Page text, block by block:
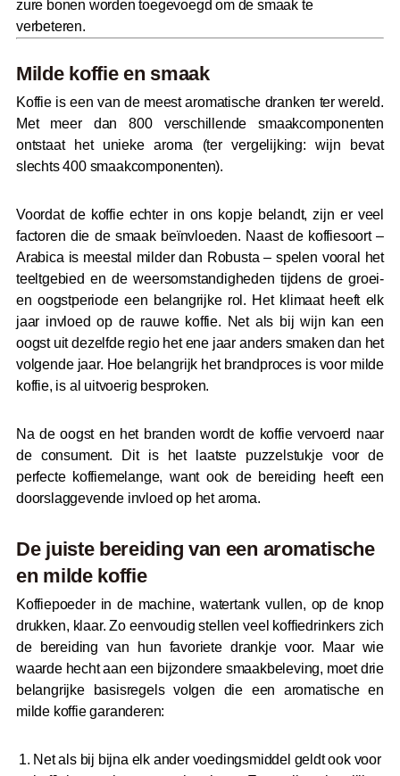
zure bonen worden toegevoegd om de smaak te
verbeteren.
Milde koffie en smaak
Koffie is een van de meest aromatische dranken ter wereld.
Met meer dan 800 verschillende smaakcomponenten
ontstaat het unieke aroma (ter vergelijking: wijn bevat
slechts 400 smaakcomponenten).
Voordat de koffie echter in ons kopje belandt, zijn er veel
factoren die de smaak beïnvloeden. Naast de koffiesoort –
Arabica is meestal milder dan Robusta – spelen vooral het
teeltgebied en de weersomstandigheden tijdens de groei-
en oogstperiode een belangrijke rol. Het klimaat heeft elk
jaar invloed op de rauwe koffie. Net als bij wijn kan een
oogst uit dezelfde regio het ene jaar anders smaken dan het
volgende jaar. Hoe belangrijk het brandproces is voor milde
koffie, is al uitvoerig besproken.
Na de oogst en het branden wordt de koffie vervoerd naar
de consument. Dit is het laatste puzzelstukje voor de
perfecte koffiemelange, want ook de bereiding heeft een
doorslaggevende invloed op het aroma.
De juiste bereiding van een aromatische
en milde koffie
Koffiepoeder in de machine, watertank vullen, op de knop
drukken, klaar. Zo eenvoudig stellen veel koffiedrinkers zich
de bereiding van hun favoriete drankje voor. Maar wie
waarde hecht aan een bijzondere smaakbeleving, moet drie
belangrijke basisregels volgen die een aromatische en
milde koffie garanderen:
Net als bij bijna elk ander voedingsmiddel geldt ook voor